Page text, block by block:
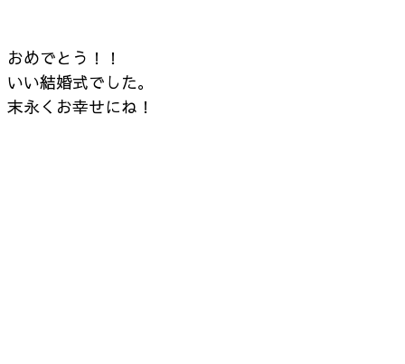
おめでとう！！
いい結婚式でした。
末永くお幸せにね！